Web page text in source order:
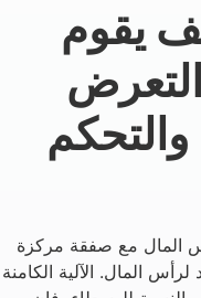
يقوم
والتحكم
المال مع صفقة مركزة
المال. الآلية الكامنة